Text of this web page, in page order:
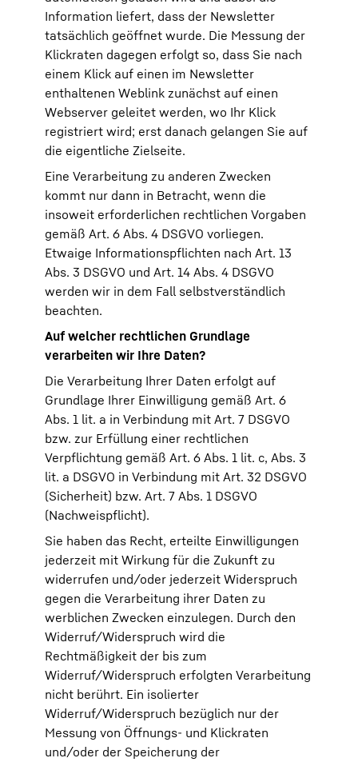
Information liefert, dass der Newsletter
tatsächlich geöffnet wurde. Die Messung der
Klickraten dagegen erfolgt so, dass Sie nach
einem Klick auf einen im Newsletter
enthaltenen Weblink zunächst auf einen
Webserver geleitet werden, wo Ihr Klick
registriert wird; erst danach gelangen Sie auf
die eigentliche Zielseite.
Eine Verarbeitung zu anderen Zwecken
kommt nur dann in Betracht, wenn die
insoweit erforderlichen rechtlichen Vorgaben
gemäß Art. 6 Abs. 4 DSGVO vorliegen.
Etwaige Informationspflichten nach Art. 13
Abs. 3 DSGVO und Art. 14 Abs. 4 DSGVO
werden wir in dem Fall selbstverständlich
beachten.
Auf welcher rechtlichen Grundlage
verarbeiten wir Ihre Daten?
Die Verarbeitung Ihrer Daten erfolgt auf
Grundlage Ihrer Einwilligung gemäß Art. 6
Abs. 1 lit. a in Verbindung mit Art. 7 DSGVO
bzw. zur Erfüllung einer rechtlichen
Verpflichtung gemäß Art. 6 Abs. 1 lit. c, Abs. 3
lit. a DSGVO in Verbindung mit Art. 32 DSGVO
(Sicherheit) bzw. Art. 7 Abs. 1 DSGVO
(Nachweispflicht).
Sie haben das Recht, erteilte Einwilligungen
jederzeit mit Wirkung für die Zukunft zu
widerrufen und/oder jederzeit Widerspruch
gegen die Verarbeitung ihrer Daten zu
werblichen Zwecken einzulegen. Durch den
Widerruf/Widerspruch wird die
Rechtmäßigkeit der bis zum
Widerruf/Widerspruch erfolgten Verarbeitung
nicht berührt. Ein isolierter
Widerruf/Widerspruch bezüglich nur der
Messung von Öffnungs- und Klickraten
und/oder der Speicherung der